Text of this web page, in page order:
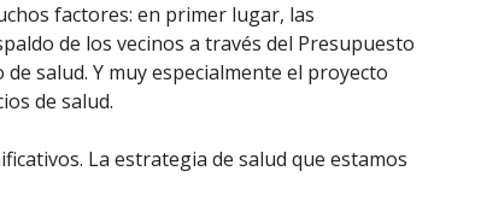
factores: en primer lugar, las
de los vecinos a través del Presupuesto
salud. Y muy especialmente el proyecto
de salud.
La estrategia de salud que estamos